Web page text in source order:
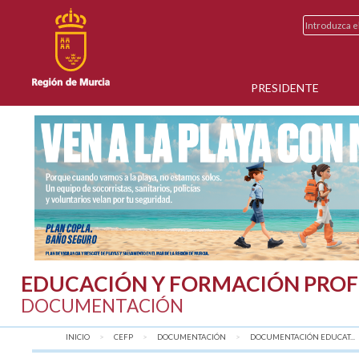
PRESIDENTE
EDUCACIÓN Y FORMACIÓN
DOCUMENTACIÓN
INICIO CEFP DOCUMENTACIÓN DOCUMENTACIÓN EDUCAT...